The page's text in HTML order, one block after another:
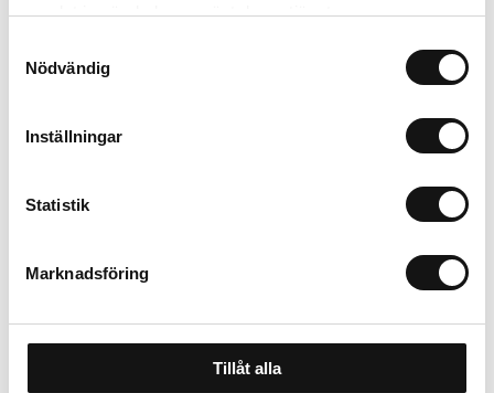
samlat in när du har använt deras tjänster.
Nödvändig
Inställningar
Statistik
Marknadsföring
Tillåt alla
Ekologiskt utbud
Valbara fraktmetoder
Om tillverkaren